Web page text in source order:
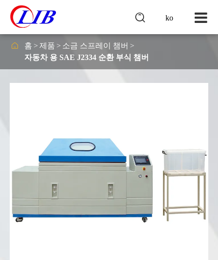
ko

 홈 제품
소금 스프레이 챔버
자동차 용 SAE J2334 순환 부식 챔버